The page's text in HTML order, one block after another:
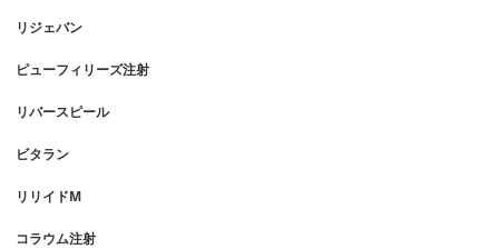
リジェバン
ピューフィリーズ注射
リバースピール
ビタラン
リリイドM
コラウム注射